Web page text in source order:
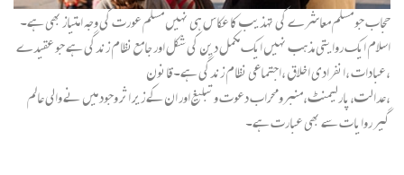
حجاب جو مسلم معاشرے کی تہذیب کا عکاس ہی نہیں مسلم عورت کی وجہ امتیاز بھی ہے۔
اسلام ایک روایتی مذہب نہیں ایک مکمل دین کی شکل اور جامع نظام زندگی ہے جو عقیدے
،عبادات ،انفرادی اخلاق ،اجتماعی نظام زندگی ہے۔قانون
،عدالت،پارلیمنٹ،منبرومحراب دعوت وتبلیغ اور ان کے زیر اثر وجود میں نے والی عالم
گیر روایات سے بھی عبارت ہے۔